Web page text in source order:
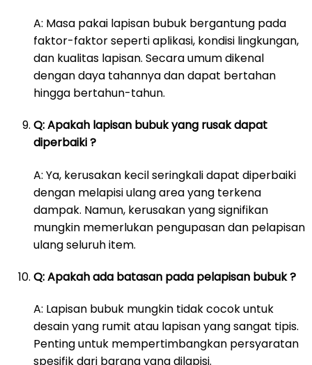
A: Masa pakai lapisan bubuk bergantung pada
faktor-faktor seperti aplikasi, kondisi lingkungan,
dan kualitas lapisan. Secara umum dikenal
dengan daya tahannya dan dapat bertahan
hingga bertahun-tahun.
Q: Apakah lapisan bubuk yang rusak dapat
diperbaiki ?
A: Ya, kerusakan kecil seringkali dapat diperbaiki
dengan melapisi ulang area yang terkena
dampak. Namun, kerusakan yang signifikan
mungkin memerlukan pengupasan dan pelapisan
ulang seluruh item.
Q: Apakah ada batasan pada pelapisan bubuk ?
A: Lapisan bubuk mungkin tidak cocok untuk
desain yang rumit atau lapisan yang sangat tipis.
Penting untuk mempertimbangkan persyaratan
spesifik dari barang yang dilapisi.